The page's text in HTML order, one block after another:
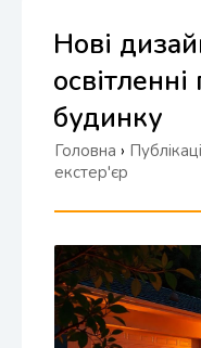
Нові
будинку
Головна ›
екстер'єр